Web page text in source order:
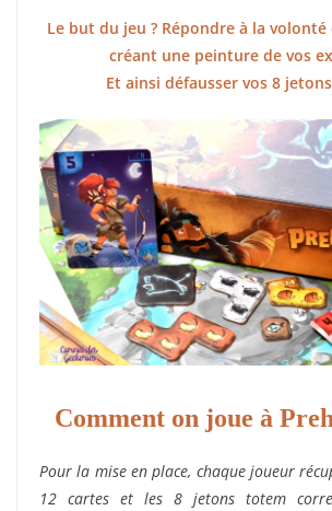
Le but du jeu ? Répondre à la volonté
créant une peinture de vos
Et ainsi défausser vos 8
Comment on joue à
Pour la mise en place, chaque joueur
12 cartes et les 8 jetons totem